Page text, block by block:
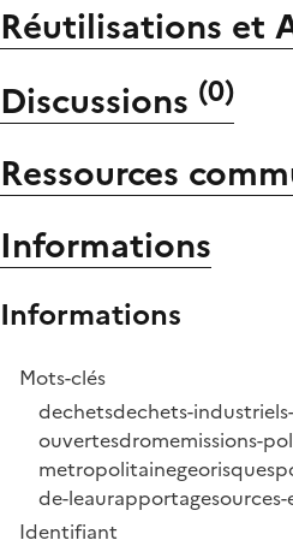
Réutilisations et
Discussions (0)
Ressources
Informations
Informations
Mots-clés
dechetsdechets-
ouvertesdromemissions-
metropolitainegeorisques
de-leaurapportage
Identifiant